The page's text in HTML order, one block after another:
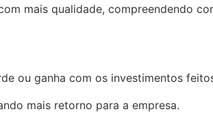
mais qualidade, compreendendo
ou ganha com os investimentos
mais retorno para a empresa.